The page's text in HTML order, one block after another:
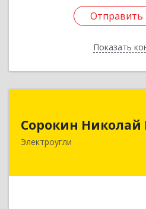
Отправить
Показать
Отправить
Назад
Сорокин Николай
Электроугли